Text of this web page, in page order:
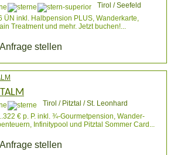
Tirol / Seefeld
ÜN inkl. Halbpension PLUS, Wanderkarte,
Treatment und mehr. Jetzt buchen!...
Anfrage stellen
Tirol / Pitztal / St. Leonhard
€ p. P. inkl. ¾-Gourmetpension, Wander-
Infinitypool und Pitztal Sommer Card...
Anfrage stellen